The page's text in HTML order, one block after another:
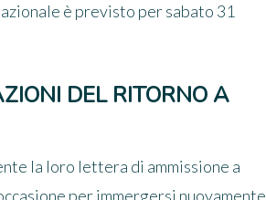
è previsto per sabato 31
DEL RITORNO A
la loro lettera di ammissione a
per immergersi nuovamente